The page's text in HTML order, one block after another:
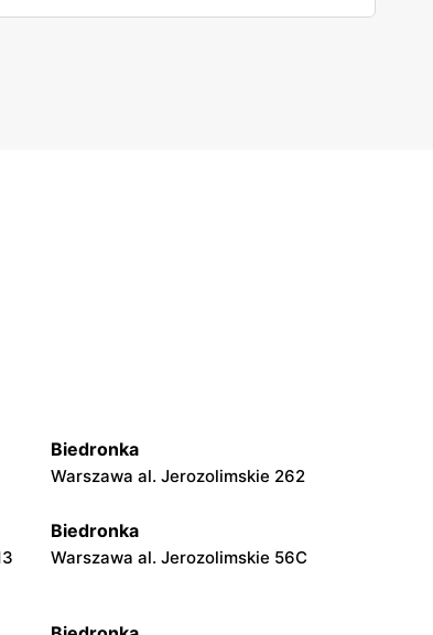
z oferty 16-30 kwietnia, żeby nie trzeba było
Biedronka
Warszawa al. Jerozolimskie 262
Biedronka
Warszawa al. Jerozolimskie 56C